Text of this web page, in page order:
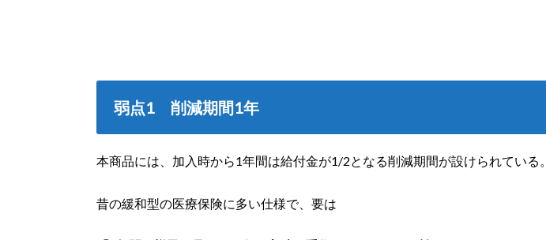
弱点1 削減期間1年
本商品には、加入時から1年間は給付金が1/2となる削減期間が設けられている。
昔の緩和型の医療保険に多い仕様で、要は